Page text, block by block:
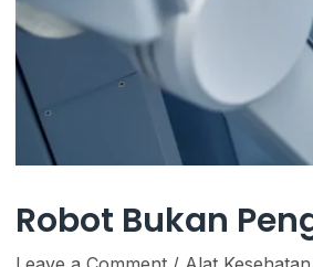
Robot Bukan